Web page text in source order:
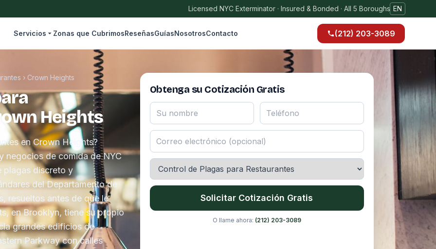
Licensed NYC Exterminator · Insured & Bonded · All 5 Boroughs EN
Servicios Zonas que CubrimosReseñasGuíasNosotrosContacto (212) 203-3089
› Crown Heights
Heights
en Crown Heights?
negocios de comida de NYC
plagas discreto y
del Departamento de
resueltos antes de que le
en Brooklyn, tiene su propio
grandes edificios de
Parkway con calles
Obtenga su Cotización Gratis
Solicitar Cotización Gratis
O llame ahora: (212) 203-3089